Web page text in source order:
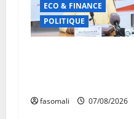
ECO & FINANCE
POLITIQUE
fasomali 07/08/2026